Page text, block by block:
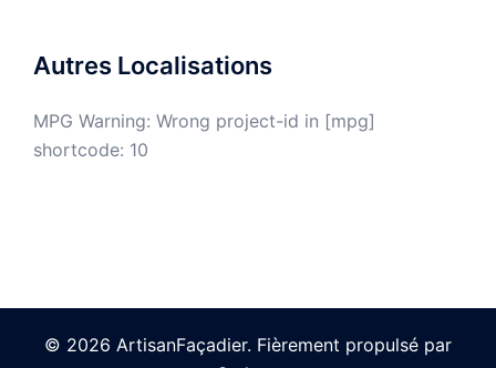
Autres Localisations
MPG Warning: Wrong project-id in [mpg]
shortcode: 10
© 2026 ArtisanFaçadier. Fièrement propulsé par